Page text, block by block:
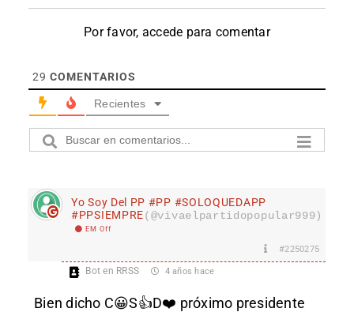
Por favor, accede para comentar
29 COMENTARIOS
Recientes
Yo Soy Del PP #PP #SOLOQUEDAPP
#PPSIEMPRE(@vivaelpartidopopular999)
EM Off
#2250275
Bot en RRSS 4 años hace
Bien dicho C😀S👍D❤️ próximo presidente